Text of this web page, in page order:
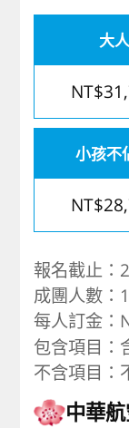
大人
小孩不
報名截止
成團人數：
每人訂金：
包含項目：
不含項目：
中華